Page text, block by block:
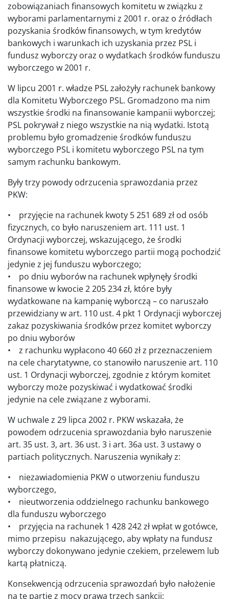
zobowiązaniach finansowych komitetu w związku z
wyborami parlamentarnymi z 2001 r. oraz o źródłach
pozyskania środków finansowych, w tym kredytów
bankowych i warunkach ich uzyskania przez PSL i
fundusz wyborczy oraz o wydatkach środków funduszu
wyborczego w 2001 r.
W lipcu 2001 r. władze PSL założyły rachunek bankowy
dla Komitetu Wyborczego PSL. Gromadzono ma nim
wszystkie środki na finansowanie kampanii wyborczej;
PSL pokrywał z niego wszystkie na nią wydatki. Istotą
problemu było gromadzenie środków funduszu
wyborczego PSL i komitetu wyborczego PSL na tym
samym rachunku bankowym.
Były trzy powody odrzucenia sprawozdania przez
PKW:
• przyjęcie na rachunek kwoty 5 251 689 zł od osób
fizycznych, co było naruszeniem art. 111 ust. 1
Ordynacji wyborczej, wskazującego, że środki
finansowe komitetu wyborczego partii mogą pochodzić
jedynie z jej funduszu wyborczego;
• po dniu wyborów na rachunek wpłynęły środki
finansowe w kwocie 2 205 234 zł, które były
wydatkowane na kampanię wyborczą – co naruszało
przewidziany w art. 110 ust. 4 pkt 1 Ordynacji wyborczej
zakaz pozyskiwania środków przez komitet wyborczy
po dniu wyborów
• z rachunku wypłacono 40 660 zł z przeznaczeniem
na cele charytatywne, co stanowiło naruszenie art. 110
ust. 1 Ordynacji wyborczej, zgodnie z którym komitet
wyborczy może pozyskiwać i wydatkować środki
jedynie na cele związane z wyborami.
W uchwale z 29 lipca 2002 r. PKW wskazała, że
powodem odrzucenia sprawozdania było naruszenie
art. 35 ust. 3, art. 36 ust. 3 i art. 36a ust. 3 ustawy o
partiach politycznych. Naruszenia wynikały z:
• niezawiadomienia PKW o utworzeniu funduszu
wyborczego,
• nieutworzenia oddzielnego rachunku bankowego
dla funduszu wyborczego
• przyjęcia na rachunek 1 428 242 zł wpłat w gotówce,
mimo przepisu nakazującego, aby wpłaty na fundusz
wyborczy dokonywano jedynie czekiem, przelewem lub
kartą płatniczą.
Konsekwencją odrzucenia sprawozdań było nałożenie
na tę partię z mocy prawa trzech sankcji: